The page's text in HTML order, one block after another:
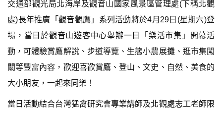
交通部觀光局北海岸及觀音山國家風景區管理處(下稱北觀
處)長年推廣「觀音觀鷹」系列活動將於4月29日(星期六)登
場，當日於觀音山遊客中心舉辦一日「樂活市集」開幕活
動，可體驗賞鷹解說、步道導覽、生態小農展攤、逛市集闖
關等豐富內容，歡迎喜歡賞鷹、登山、文史、自然、美食的
大小朋友，一起來同樂！
當日活動結合台灣猛禽研究會專業講師及北觀處志工老師限